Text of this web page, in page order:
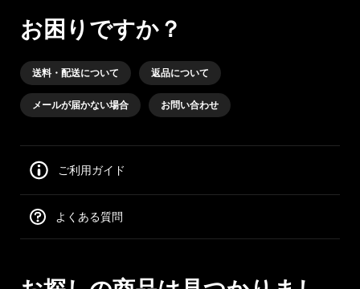
お困りですか？
送料・配送について 返品について
メールが届かない場合 お問い合わせ
ご利用ガイド
よくある質問